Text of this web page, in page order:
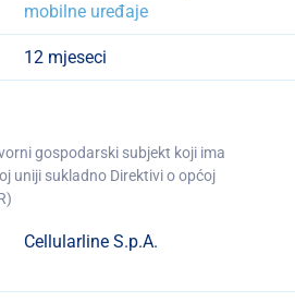
mobilne uređaje
12 mjeseci
gospodarski subjekt koji ima
uniji sukladno Direktivi o općoj
Cellularline S.p.A.